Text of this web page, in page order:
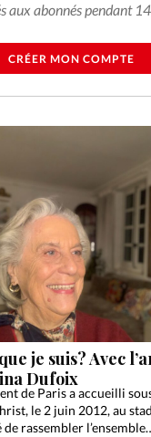
aux abonnés pendant
CRÉER MON COMPTE
je suis? Avec
Dufoix
de Paris a accueilli
le 2 juin 2012, au
rassembler